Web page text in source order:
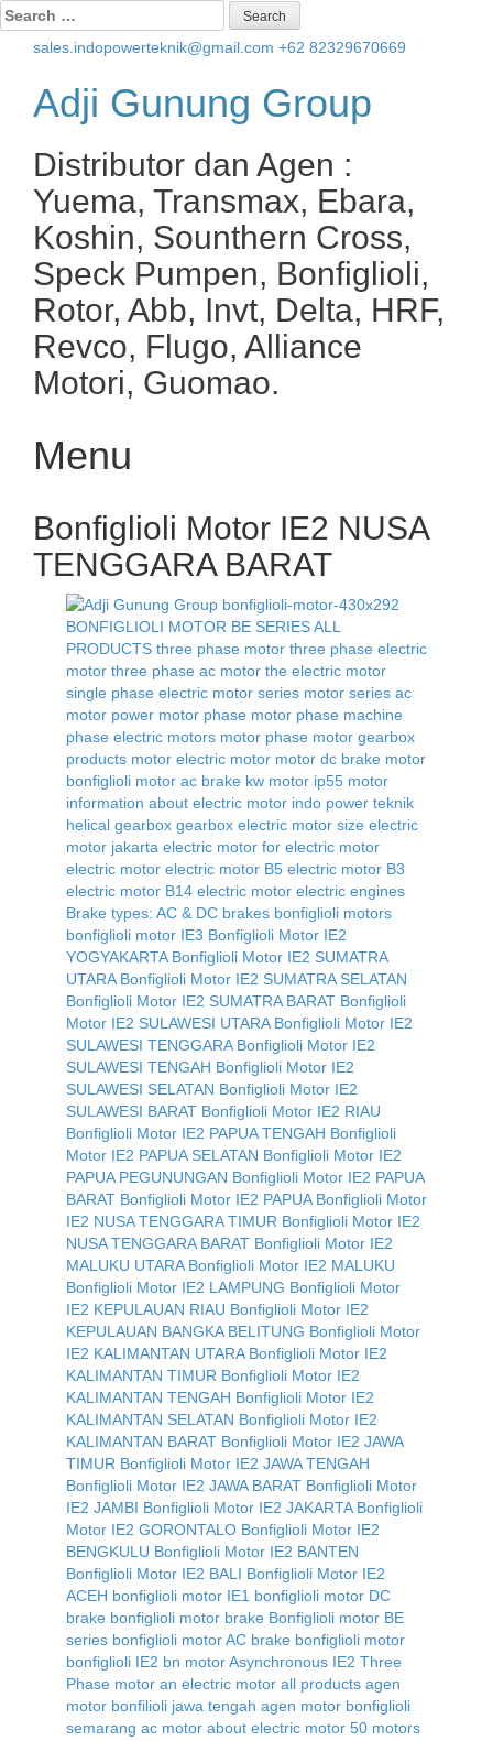
Search
for:
sales.indopowerteknik@gmail.com +62 82329670669
Adji Gunung Group
Distributor dan Agen :
Yuema, Transmax, Ebara,
Koshin, Sounthern Cross,
Speck Pumpen, Bonfiglioli,
Rotor, Abb, Invt, Delta, HRF,
Revco, Flugo, Alliance
Motori, Guomao.
Menu
to
content
Bonfiglioli Motor IE2 NUSA
TENGGARA BARAT